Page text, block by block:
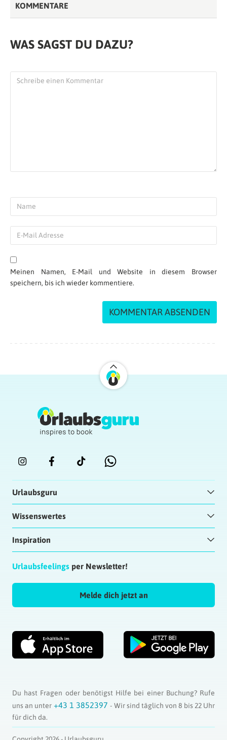
KOMMENTARE
WAS SAGST DU DAZU?
Meinen Namen, E-Mail und Website in diesem Browser
speichern, bis ich wieder kommentiere.
Urlaubsguru
Wissenswertes
Inspiration
Urlaubsfeelings per Newsletter!
Melde dich jetzt an
Du hast Fragen oder benötigst Hilfe bei einer Buchung? Rufe
uns an unter +43 1 3852397- Wir sind täglich von 8 bis 22 Uhr
für dich da.